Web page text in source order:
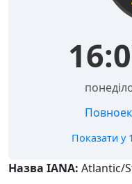
Показати у
Назва IANA: Atlantic/